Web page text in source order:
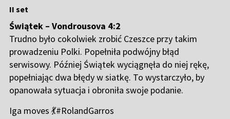
II set
Świątek – Vondrousova 4:2
Trudno było cokolwiek zrobić Czeszce przy takim
prowadzeniu Polki. Popełniła podwójny błąd
serwisowy. Później Świątek wyciągnęła do niej rękę,
popełniając dwa błędy w siatkę. To wystarczyło, by
opanowała sytuacja i obroniła swoje podanie.
Iga moves 💃#RolandGarros